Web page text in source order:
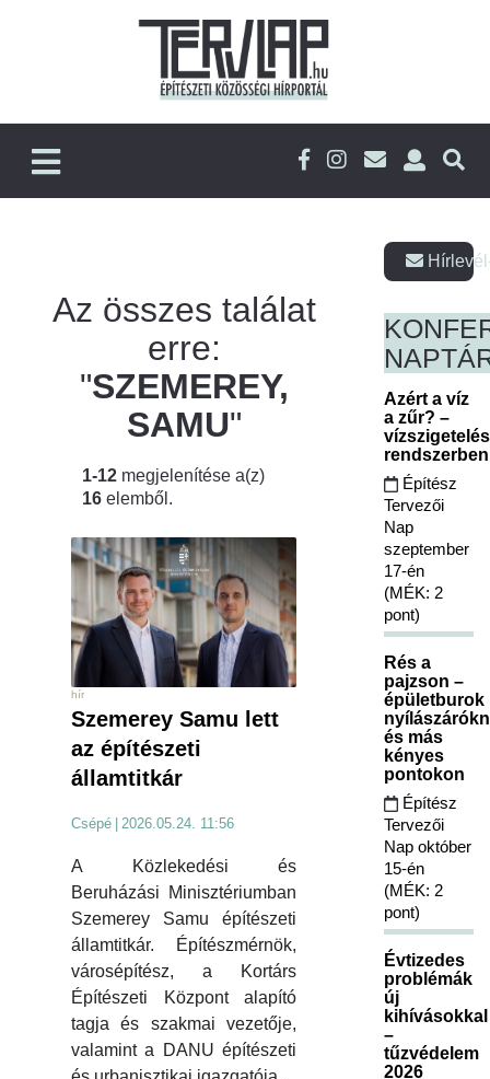
Az összes találat
erre:
"SZEMEREY,
SAMU"
1-12 megjelenítése a(z)
16 elemből.
hír
Szemerey Samu lett
az építészeti
államtitkár
Csépé 2026.05.24. 11:56
A Közlekedési és
Beruházási Minisztériumban
Szemerey Samu építészeti
államtitkár. Építészmérnök,
városépítész, a Kortárs
Építészeti Központ alapító
tagja és szakmai vezetője,
valamint a DANU építészeti
Azért a víz
a zűr? –
Építész
Tervezői
Nap
szeptember
17-én
(MÉK: 2
pont)
Rés a
pajzson –
épületburok
és más
kényes
pontokon
Építész
Tervezői
Nap október
15-én
(MÉK: 2
pont)
Évtizedes
problémák
új
kihívásokkal
–
tűzvédelem
2026